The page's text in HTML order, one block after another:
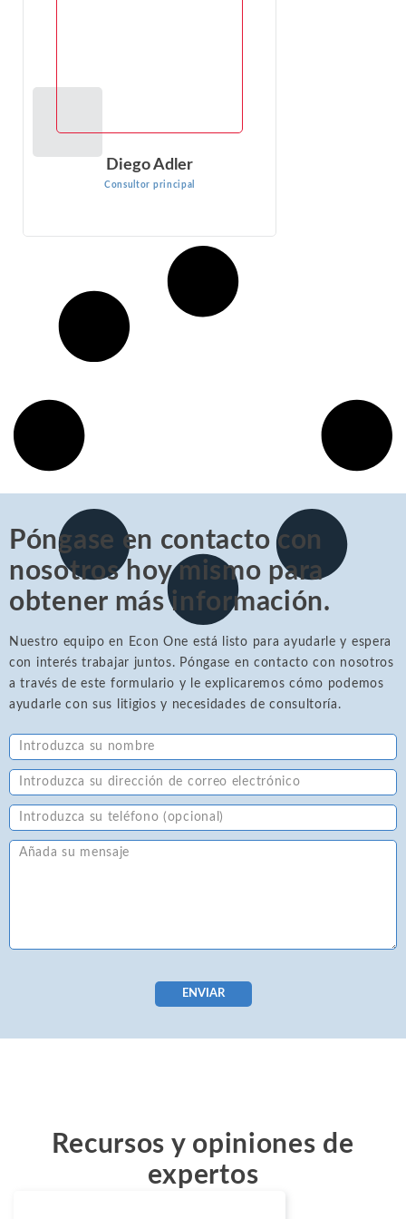
Diego Adler
Consultor principal
Póngase en contacto con
nosotros hoy mismo para
obtener más información.
Nuestro equipo en Econ One está listo para ayudarle y espera
con interés trabajar juntos. Póngase en contacto con nosotros
a través de este formulario y le explicaremos cómo podemos
ayudarle con sus litigios y necesidades de consultoría.
ENVIAR
Recursos y opiniones de
expertos